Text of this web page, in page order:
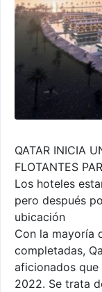
QATAR INICIA
FLOTANTES
Los hoteles
pero después
ubicación
Con la mayoría
completadas,
aficionados que
2022. Se trata